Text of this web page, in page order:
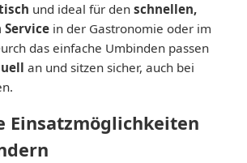
und ideal für den schnellen,
in der Gastronomie oder im
das einfache Umbinden passen
an und sitzen sicher, auch bei
Einsatzmöglichkeiten